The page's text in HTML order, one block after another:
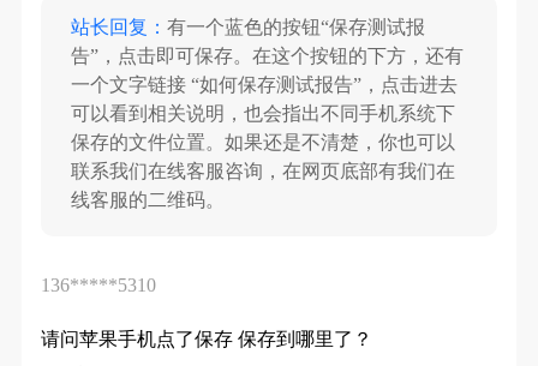
站长回复：有一个蓝色的按钮“保存测试报
告”，点击即可保存。在这个按钮的下方，还有
一个文字链接 “如何保存测试报告”，点击进去
可以看到相关说明，也会指出不同手机系统下
保存的文件位置。如果还是不清楚，你也可以
联系我们在线客服咨询，在网页底部有我们在
线客服的二维码。
136*****5310
请问苹果手机点了保存 保存到哪里了？